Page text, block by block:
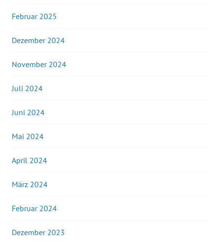
Februar 2025
Dezember 2024
November 2024
Juli 2024
Juni 2024
Mai 2024
April 2024
März 2024
Februar 2024
Dezember 2023